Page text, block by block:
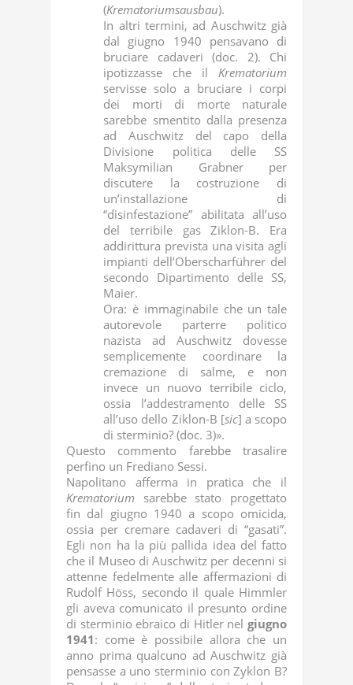
(Krematoriumsausbau).
In altri termini, ad Auschwitz già
dal giugno 1940 pensavano di
bruciare cadaveri (doc. 2). Chi
ipotizzasse che il Krematorium
servisse solo a bruciare i corpi
dei morti di morte naturale
sarebbe smentito dalla presenza
ad Auschwitz del capo della
Divisione politica delle SS
Maksymilian Grabner per
discutere la costruzione di
un’installazione di
“disinfestazione” abilitata all’uso
del terribile gas Ziklon-B. Era
addirittura prevista una visita agli
impianti dell’Oberscharführer del
secondo Dipartimento delle SS,
Maier.
Ora: è immaginabile che un tale
autorevole parterre politico
nazista ad Auschwitz dovesse
semplicemente coordinare la
cremazione di salme, e non
invece un nuovo terribile ciclo,
ossia l’addestramento delle SS
all’uso dello Ziklon-B [sic] a scopo
di sterminio? (doc. 3)».
Questo commento farebbe trasalire
perfino un Frediano Sessi.
Napolitano afferma in pratica che il
Krematorium sarebbe stato progettato
fin dal giugno 1940 a scopo omicida,
ossia per cremare cadaveri di “gasati”.
Egli non ha la più pallida idea del fatto
che il Museo di Auschwitz per decenni si
attenne fedelmente alle affermazioni di
Rudolf Höss, secondo il quale Himmler
gli aveva comunicato il presunto ordine
di sterminio ebraico di Hitler nel giugno
1941: come è possibile allora che un
anno prima qualcuno ad Auschwitz già
pensasse a uno sterminio con Zyklon B?